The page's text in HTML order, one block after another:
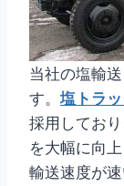
当社の塩輸
す。 塩トラッ
採用してお
を大幅に向
輸送速度が